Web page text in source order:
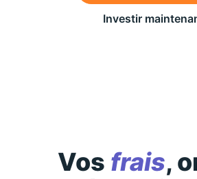
Investir
Vos frais,